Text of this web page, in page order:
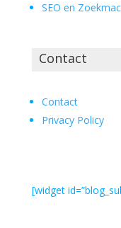
SEO en
Contact
Contact
Privacy Policy
[widget